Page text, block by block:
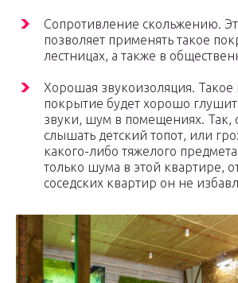
Сопротивление скольжению.
позволяет применять такое
лестницах, а также в
Хорошая звукоизоляция. Такое
покрытие будет хорошо
звуки, шум в помещениях. Так,
слышать детский топот, или
какого-либо тяжелого
только шума в этой квартире,
соседских квартир он не